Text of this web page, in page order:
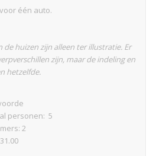
één auto.
de huizen zijn alleen ter illustratie. Er
zijn, maar de indeling en
hetzelfde.
personen: 5
2